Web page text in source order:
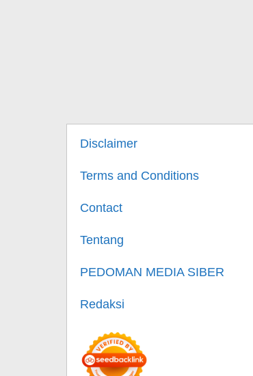
Disclaimer
Terms and Conditions
Contact
Tentang
PEDOMAN MEDIA SIBER
Redaksi